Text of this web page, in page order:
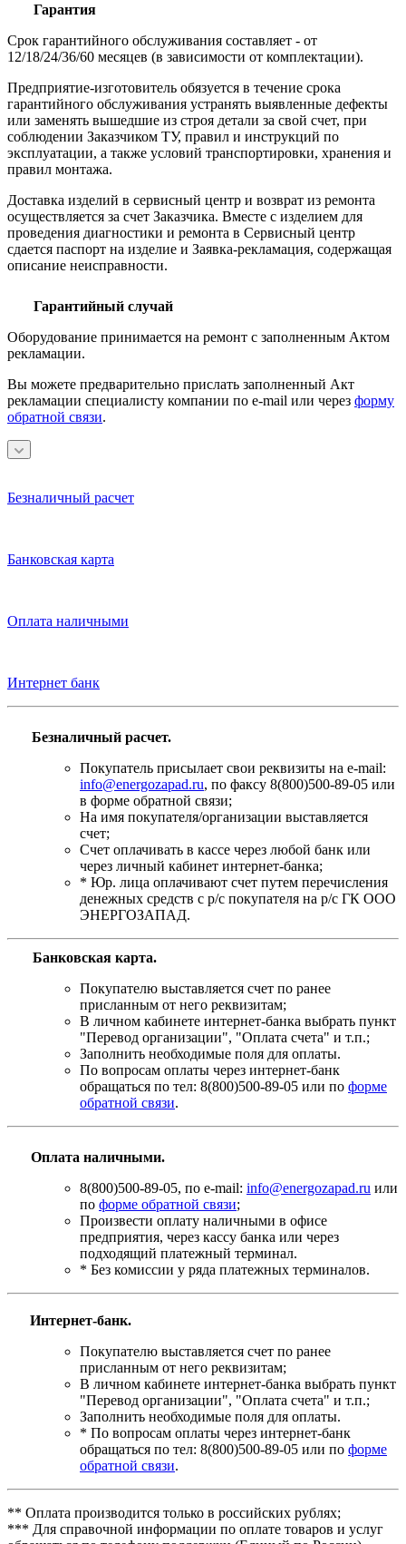
Гарантия
Срок гарантийного обслуживания составляет - от
12/18/24/36/60 месяцев (в зависимости от комплектации).
Предприятие-изготовитель обязуется в течение срока
гарантийного обслуживания устранять выявленные дефекты
или заменять вышедшие из строя детали за свой счет, при
соблюдении Заказчиком ТУ, правил и инструкций по
эксплуатации, а также условий транспортировки, хранения и
правил монтажа.
Доставка изделий в сервисный центр и возврат из ремонта
осуществляется за счет Заказчика. Вместе с изделием для
проведения диагностики и ремонта в Сервисный центр
сдается паспорт на изделие и Заявка-рекламация, содержащая
описание неисправности.
Гарантийный случай
Оборудование принимается на ремонт с заполненным Актом
рекламации.
Вы можете предварительно прислать заполненный Акт
рекламации специалисту компании по e-mail или через форму
обратной связи.
Безналичный расчет
Банковская карта
Оплата наличными
Интернет банк
Безналичный расчет.
Покупатель присылает свои реквизиты на e-mail:
info@energozapad.ru, по факсу 8(800)500-89-05 или
в форме обратной связи;
На имя покупателя/организации выставляется
счет;
Счет оплачивать в кассе через любой банк или
через личный кабинет интернет-банка;
* Юр. лица оплачивают счет путем перечисления
денежных средств с р/с покупателя на р/с ГК ООО
ЭНЕРГОЗАПАД.
Банковская карта.
Покупателю выставляется счет по ранее
присланным от него реквизитам;
В личном кабинете интернет-банка выбрать пункт
"Перевод организации", "Оплата счета" и т.п.;
Заполнить необходимые поля для оплаты.
По вопросам оплаты через интернет-банк
обращаться по тел: 8(800)500-89-05 или по форме
обратной связи.
Оплата наличными.
8(800)500-89-05, по e-mail: info@energozapad.ru или
по форме обратной связи;
Произвести оплату наличными в офисе
предприятия, через кассу банка или через
подходящий платежный терминал.
* Без комиссии у ряда платежных терминалов.
Интернет-банк.
Покупателю выставляется счет по ранее
присланным от него реквизитам;
В личном кабинете интернет-банка выбрать пункт
"Перевод организации", "Оплата счета" и т.п.;
Заполнить необходимые поля для оплаты.
* По вопросам оплаты через интернет-банк
обращаться по тел: 8(800)500-89-05 или по форме
обратной связи.
** Оплата производится только в российских рублях;
*** Для справочной информации по оплате товаров и услуг